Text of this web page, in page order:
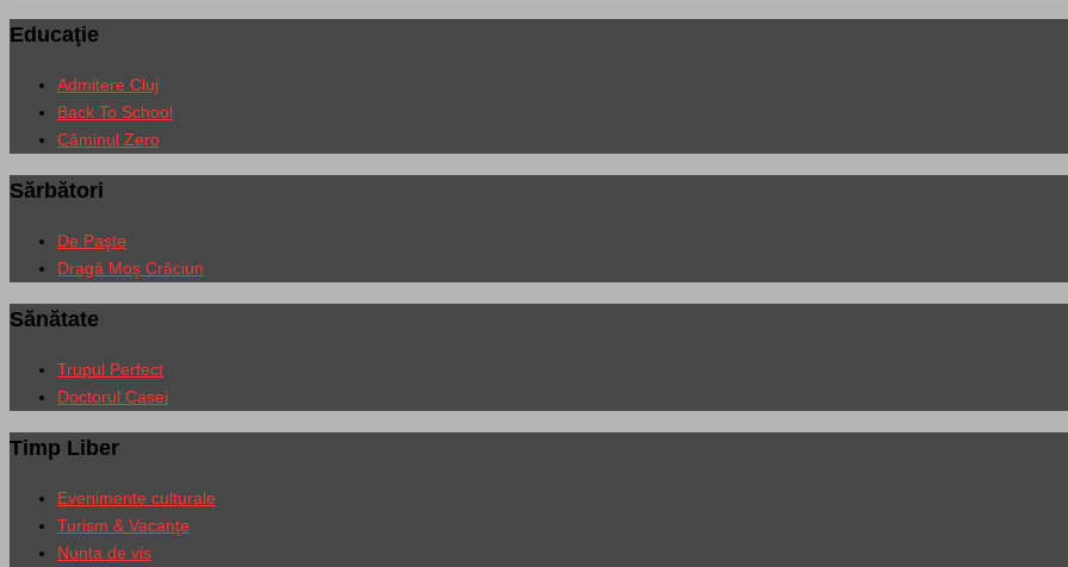
Educaţie
Admitere Cluj
Back To School
Căminul Zero
Sărbători
De Paşte
Dragă Moş Crăciun
Sănătate
Trupul Perfect
Doctorul Casei
Timp Liber
Evenimente culturale
Turism & Vacanţe
Nunta de vis